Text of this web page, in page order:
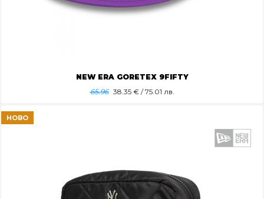
NEW ERA GORETEX 9FIFTY
65.96 38.35€ / 75.01 лв.
НОВО